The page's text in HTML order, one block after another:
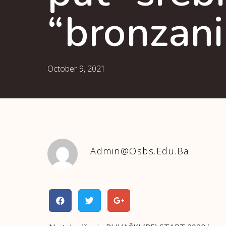
October 9, 2021
Admin@osbs.edu.ba